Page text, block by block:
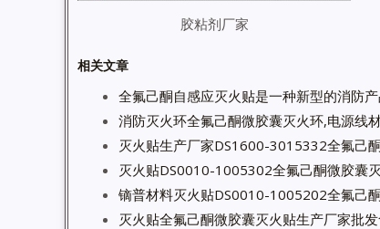
胶粘剂厂家
相关文章
全氟己酮自感应灭火贴是一种新型的消防
消防灭火环全氟己酮微胶囊灭火环,电源线
灭火贴生产厂家DS1600-3015332全氟己
灭火贴DS0010-1005302全氟己酮微胶囊
镝普材料灭火贴DS0010-1005202全氟己
灭火贴全氟己酮微胶囊灭火贴生产厂家批